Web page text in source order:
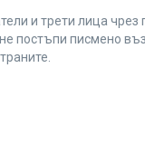
и трети лица
постъпи писмено